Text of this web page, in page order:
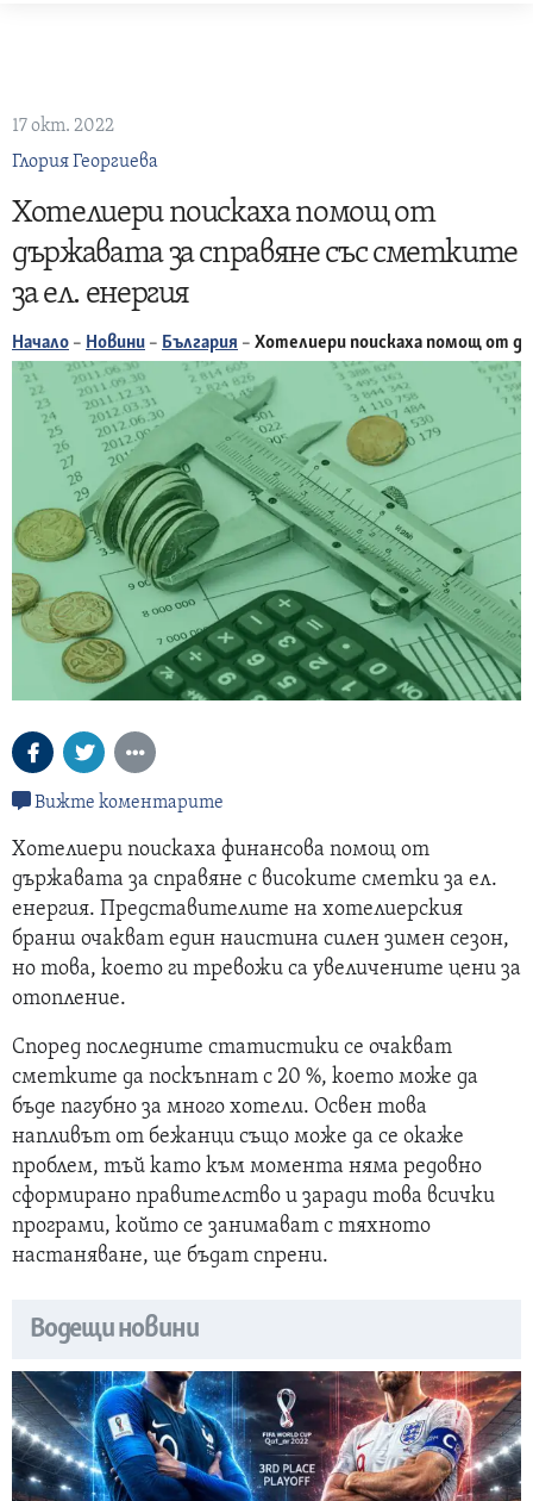
17 окт. 2022
Глория Георгиева
Хотелиери поискаха помощ от
държавата за справяне със сметките
за ел. енергия
Начало – Новини – България – Хотелиери поискаха помощ от
Вижте коментарите
Хотелиери поискаха финансова помощ от
държавата за справяне с високите сметки за ел.
енергия. Представителите на хотелиерския
бранш очакват един наистина силен зимен сезон,
но това, което ги тревожи са увеличените цени за
отопление.
Според последните статистики се очакват
сметките да поскъпнат с 20 %, което може да
бъде пагубно за много хотели. Освен това
напливът от бежанци също може да се окаже
проблем, тъй като към момента няма редовно
сформирано правителство и заради това всички
програми, който се занимават с тяхното
настаняване, ще бъдат спрени.
Водещи новини